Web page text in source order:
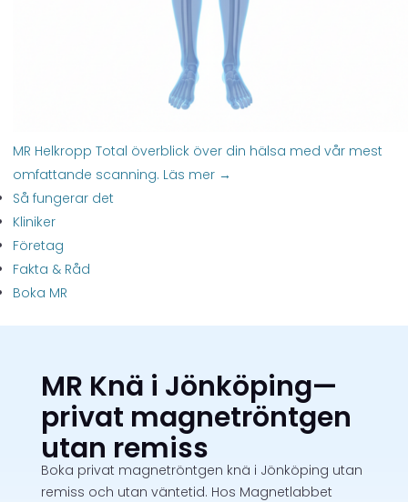
MR Helkropp Total överblick över din hälsa med vår mest
omfattande scanning. Läs mer →
Så fungerar det
Kliniker
Företag
Fakta & Råd
Boka MR
MR Knä i Jönköping—
privat magnetröntgen
utan remiss
Boka privat magnetröntgen knä i Jönköping utan
remiss och utan väntetid. Hos Magnetlabbet